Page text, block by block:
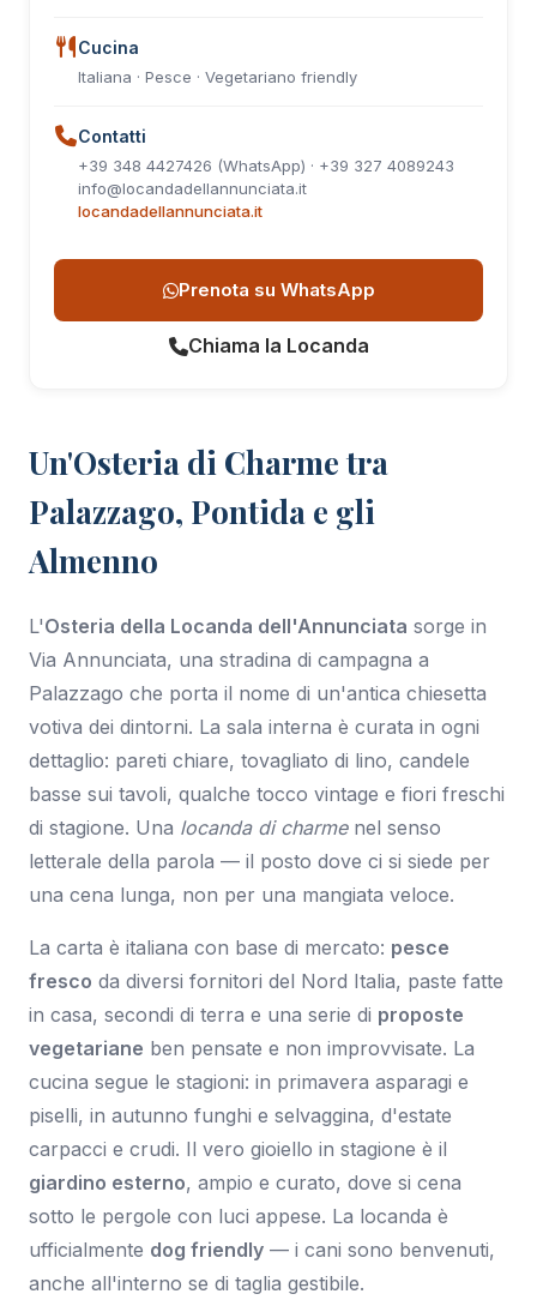
Un'Osteria di Charme tra
Palazzago, Pontida e gli
Almenno
L'Osteria della Locanda dell'Annunciata sorge in
Via Annunciata, una stradina di campagna a
Palazzago che porta il nome di un'antica chiesetta
votiva dei dintorni. La sala interna è curata in ogni
dettaglio: pareti chiare, tovagliato di lino, candele
basse sui tavoli, qualche tocco vintage e fiori freschi
di stagione. Una locanda di charmenel senso
letterale della parola — il posto dove ci si siede per
una cena lunga, non per una mangiata veloce.
La carta è italiana con base di mercato: pesce
fresco da diversi fornitori del Nord Italia, paste fatte
in casa, secondi di terra e una serie di proposte
vegetariane ben pensate e non improvvisate. La
cucina segue le stagioni: in primavera asparagi e
piselli, in autunno funghi e selvaggina, d'estate
carpacci e crudi. Il vero gioiello in stagione è il
giardino esterno, ampio e curato, dove si cena
sotto le pergole con luci appese. La locanda è
ufficialmente dog friendly — i cani sono benvenuti,
anche all'interno se di taglia gestibile.
Cucina
Italiana · Pesce · Vegetariano friendly
Contatti
+39 348 4427426 (WhatsApp) · +39 327 4089243
info@locandadellannunciata.it
locandadellannunciata.it
Prenota su WhatsApp
Chiama la Locanda